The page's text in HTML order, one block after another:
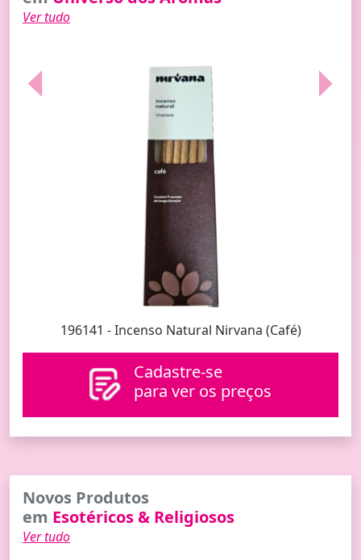
Ver tudo
196141 - Incenso Natural Nirvana (Café)
Cadastre-se
para ver os preços
Previous Next
Novos Produtos
em Esotéricos & Religiosos
Ver tudo